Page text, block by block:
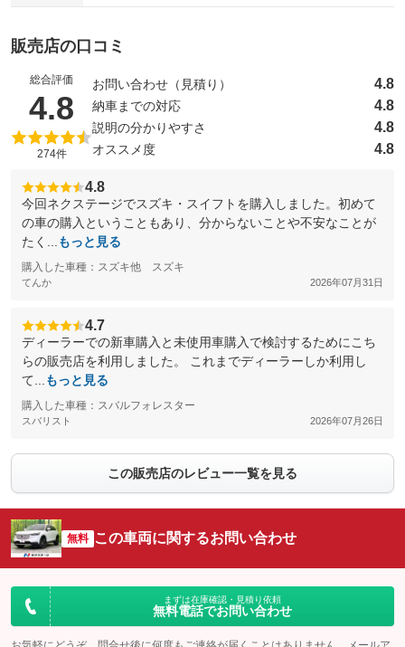
販売店の口コミ
総合評価
4.8 （5点満点中）
274件
お問い合わせ（見積り） 4.8
納車までの対応 4.8
説明の分かりやすさ 4.8
オススメ度 4.8
4.8
今回ネクステージでスズキ・スイフトを購入しました。初めて
の車の購入ということもあり、分からないことや不安なことが
たく...
もっと見る
購入した車種：スズキ他 スズキ
てんか 2026年07月31日
4.7
ディーラーでの新車購入と未使用車購入で検討するためにこち
らの販売店を利用しました。 これまでディーラーしか利用し
て...
もっと見る
購入した車種：スバルフォレスター
スバリスト 2026年07月26日
この販売店のレビュー一覧を見る
無料 この車両に関するお問い合わせ
まずは在庫確認・見積り依頼
無料電話でお問い合わせ